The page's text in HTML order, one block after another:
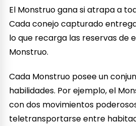
El Monstruo gana si atrapa a
Cada conejo capturado
lo que recarga las reservas de
Monstruo.
Cada Monstruo posee un
habilidades. Por ejemplo, el
con dos movimientos
teletransportarse entre